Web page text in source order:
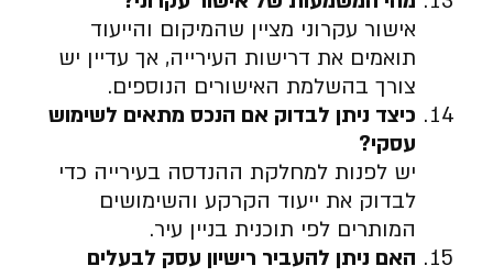
אישור עקרוני מציין שהמיקום והייעוד
תואמים את דרישות העירייה, אך עדיין יש
צורך בהשלמת האישורים הנוספים.
כיצד ניתן לבדוק אם הנכס מתאים לשימוש
עסקי?
יש לפנות למחלקת ההנדסה בעירייה כדי
לבדוק את ייעוד הקרקע והשימושים
המותרים לפי תוכנית בניין עיר.
האם ניתן להעביר רישיון עסק לבעלים